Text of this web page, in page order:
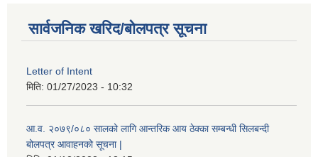
सार्वजनिक खरिद/बोलपत्र सूचना
Letter of Intent
मिति: 01/27/2023 - 10:32
आ.व. २०७९/०८० सालको लागि आन्तरिक आय ठेक्का सम्बन्धी सिलबन्दी
बोलपत्र आवाहनको सूचना |